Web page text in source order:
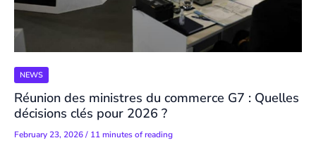
NEWS
Réunion des ministres du commerce G7 : Quelles
décisions clés pour 2026 ?
February 23, 2026/ 11 minutes of reading